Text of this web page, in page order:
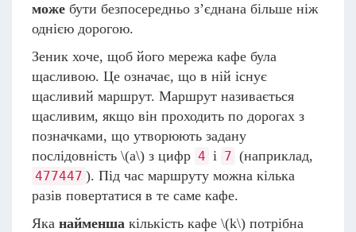
може бути безпосередньо з’єднана більше ніж
однією дорогою.
Зеник хоче, щоб його мережа кафе була
щасливою. Це означає, що в ній існує
щасливий маршрут. Маршрут називається
щасливим, якщо він проходить по дорогах з
позначками, що утворюють задану
послідовність \(a\) з цифр 4 і 7 (наприклад,
477447 ). Під час маршруту можна кілька
разів повертатися в те саме кафе.
Яка найменша кількість кафе \(k\) потрібна